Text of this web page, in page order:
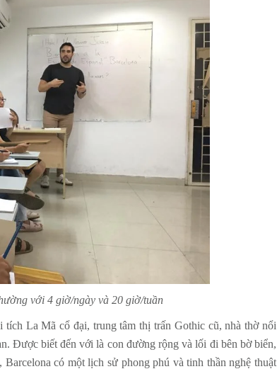
với 4 giờ/ngày và 20 giờ/tuần
La Mã cổ đại, trung tâm thị trấn Gothic cũ, nhà thờ nổi
Được biết đến với là con đường rộng và lối đi bên bờ biển,
có một lịch sử phong phú và tinh thần nghệ thuật